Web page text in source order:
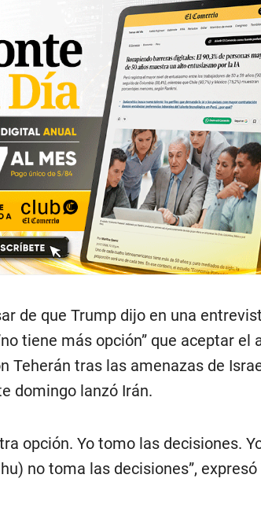
de que Trump dijo en una
tiene más opción” que aceptar el
Teherán tras las amenazas de
domingo lanzó Irán.
opción. Yo tomo las decisiones.
no toma las decisiones”, expresó